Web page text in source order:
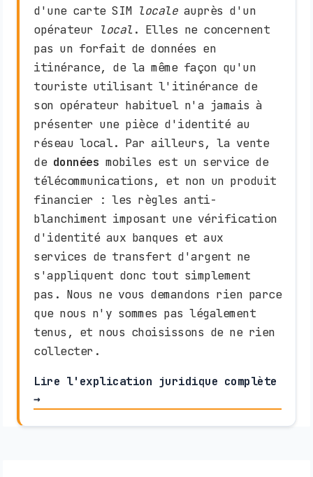
d'une carte SIM localeauprès d'un
opérateur local . Elles ne concernent
pas un forfait de données en
itinérance, de la même façon qu'un
touriste utilisant l'itinérance de
son opérateur habituel n'a jamais à
présenter une pièce d'identité au
réseau local. Par ailleurs, la vente
de données mobiles est un service de
télécommunications, et non un produit
financier : les règles anti-
blanchiment imposant une vérification
d'identité aux banques et aux
services de transfert d'argent ne
s'appliquent donc tout simplement
pas. Nous ne vous demandons rien parce
que nous n'y sommes pas légalement
tenus, et nous choisissons de ne rien
collecter.
Lire l'explication juridique complète
→